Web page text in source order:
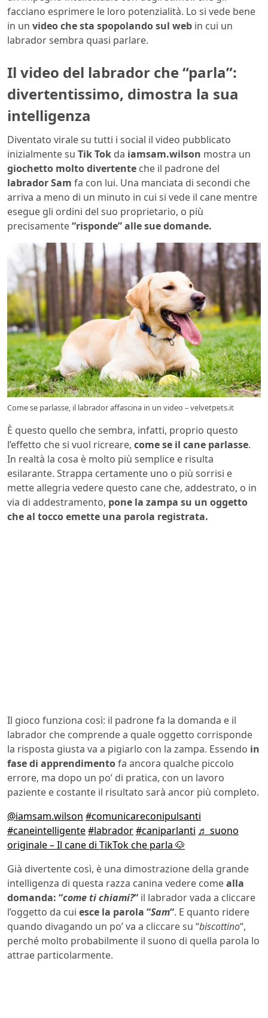
facciano esprimere le loro potenzialità. Lo si vede bene
in un video che sta spopolando sul web in cui un
labrador sembra quasi parlare.
Il video del labrador che “parla”:
divertentissimo, dimostra la sua
intelligenza
Diventato virale su tutti i social il video pubblicato
inizialmente su Tik Tok da iamsam.wilson mostra un
giochetto molto divertente che il padrone del
labrador Sam fa con lui. Una manciata di secondi che
arriva a meno di un minuto in cui si vede il cane mentre
esegue gli ordini del suo proprietario, o più
precisamente“risponde” alle sue domande.
Come se parlasse, il labrador affascina in un video – velvetpets.it
È questo quello che sembra, infatti, proprio questo
l’effetto che si vuol ricreare, come se il cane parlasse.
In realtà la cosa è molto più semplice e risulta
esilarante. Strappa certamente uno o più sorrisi e
mette allegria vedere questo cane che, addestrato, o in
via di addestramento, pone la zampa su un oggetto
che al tocco emette una parola registrata.
Il gioco funziona così: il padrone fa la domanda e il
labrador che comprende a quale oggetto corrisponde
la risposta giusta va a pigiarlo con la zampa. Essendo in
fase di apprendimentofa ancora qualche piccolo
errore, ma dopo un po’ di pratica, con un lavoro
paziente e costante il risultato sarà ancor più completo.
@iamsam.wilson #comunicareconipulsanti
#caneintelligente#labrador#caniparlanti ♬ suono
originale – Il cane di TikTok che parla 🐶
Già divertente così, è una dimostrazione della grande
intelligenza di questa razza canina vedere comealla
domanda: “come ti chiami?“ il labrador vada a cliccare
l’oggetto da cui esce la parola “Sam“. E quanto ridere
quando divagando un po’ va a cliccare su “biscottino“,
perché molto probabilmente il suono di quella parola lo
attrae particolarmente.